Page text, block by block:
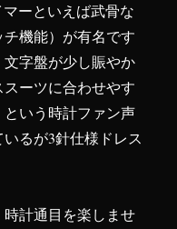
マーといえば武骨な
機能）が有名です
字盤が少し賑やか
ーツに合わせやす
いう時計ファン声
るが3針仕様ドレス
時計通目を楽しませ